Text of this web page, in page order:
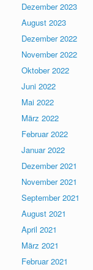
Dezember 2023
August 2023
Dezember 2022
November 2022
Oktober 2022
Juni 2022
Mai 2022
März 2022
Februar 2022
Januar 2022
Dezember 2021
November 2021
September 2021
August 2021
April 2021
März 2021
Februar 2021